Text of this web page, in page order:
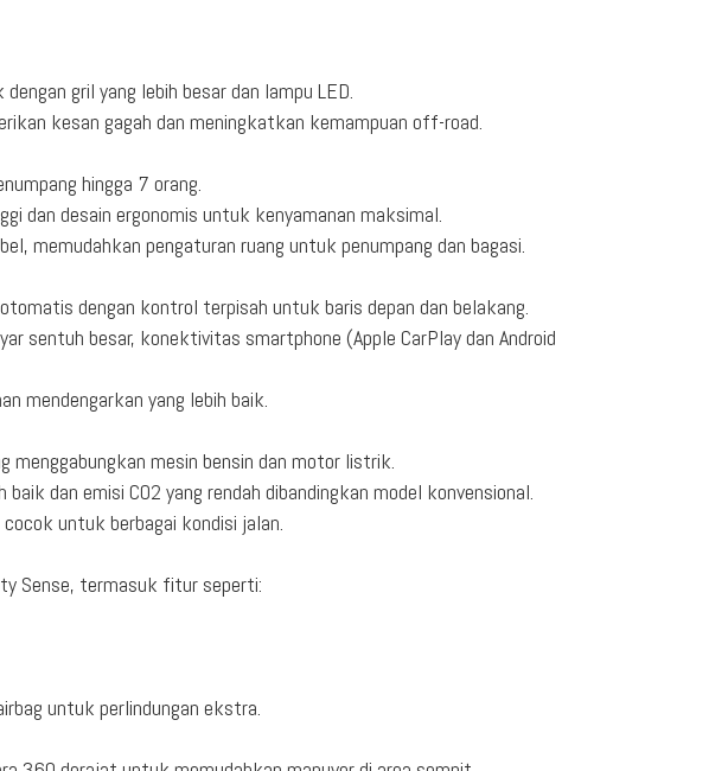
gril yang lebih besar dan lampu LED.
kesan gagah dan meningkatkan kemampuan off-road.
hingga 7 orang.
dan desain ergonomis untuk kenyamanan maksimal.
memudahkan pengaturan ruang untuk penumpang dan bagasi.
dengan kontrol terpisah untuk baris depan dan belakang.
sentuh besar, konektivitas smartphone (Apple CarPlay dan Android
mendengarkan yang lebih baik.
menggabungkan mesin bensin dan motor listrik.
dan emisi CO2 yang rendah dibandingkan model konvensional.
untuk berbagai kondisi jalan.
Sense, termasuk fitur seperti:
untuk perlindungan ekstra.